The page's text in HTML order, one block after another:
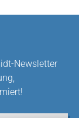
Newsletter